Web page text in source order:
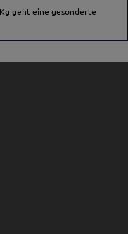
geht eine gesonderte